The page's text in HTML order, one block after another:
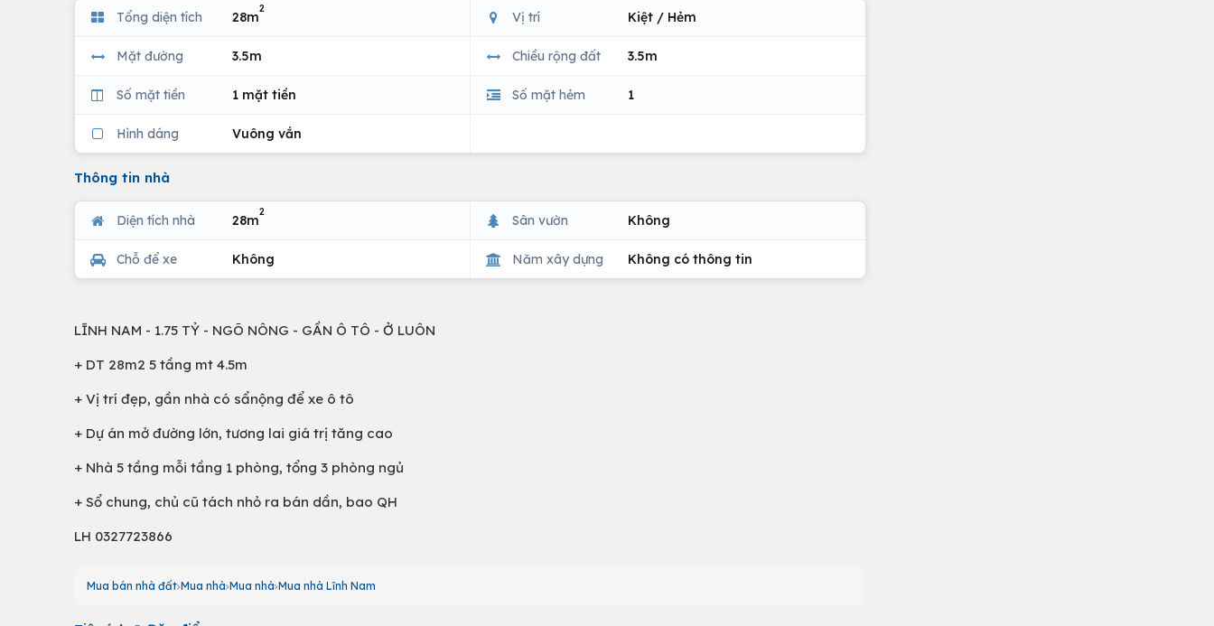
Tổng diện tích 28m
2
Vị trí Kiệt / Hẻm
Mặt đường 3.5m Chiều rộng đất 3.5m
Số mặt tiền 1 mặt tiền Số mặt hẻm 1
Hình dáng Vuông vắn
Thông tin nhà
Diện tích nhà 28m
2
Sân vườn Không
Chỗ để xe Không Năm xây dựng Không có thông tin
LĨNH NAM - 1.75 TỶ - NGÕ NÔNG - GẦN Ô TÔ - Ở LUÔN
+ DT 28m2 5 tầng mt 4.5m
+ Vị trí đẹp, gần nhà có sẩnộng để xe ô tô
+ Dự án mở đường lớn, tương lai giá trị tăng cao
+ Nhà 5 tầng mỗi tầng 1 phòng, tổng 3 phòng ngủ
+ Sổ chung, chủ cũ tách nhỏ ra bán dần, bao QH
LH 0327723866
Mua bán nhà đất Mua nhà Mua nhà Mua nhà Lĩnh Nam